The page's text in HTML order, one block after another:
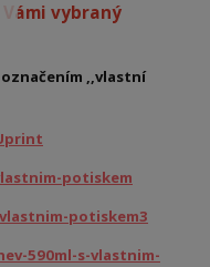
vybraný
,,vlastní
potiskem
potiskem3
590ml-s-vlastnim-